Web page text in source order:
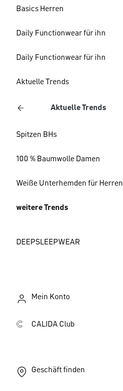
Basics Herren
Daily Functionwear für ihn
Daily Functionwear für ihn
Aktuelle Trends
Aktuelle Trends
Spitzen BHs
100 % Baumwolle Damen
Weiße Unterhemden für Herren
weitere Trends
DEEPSLEEPWEAR
Mein Konto
CALIDA Club
Geschäft finden